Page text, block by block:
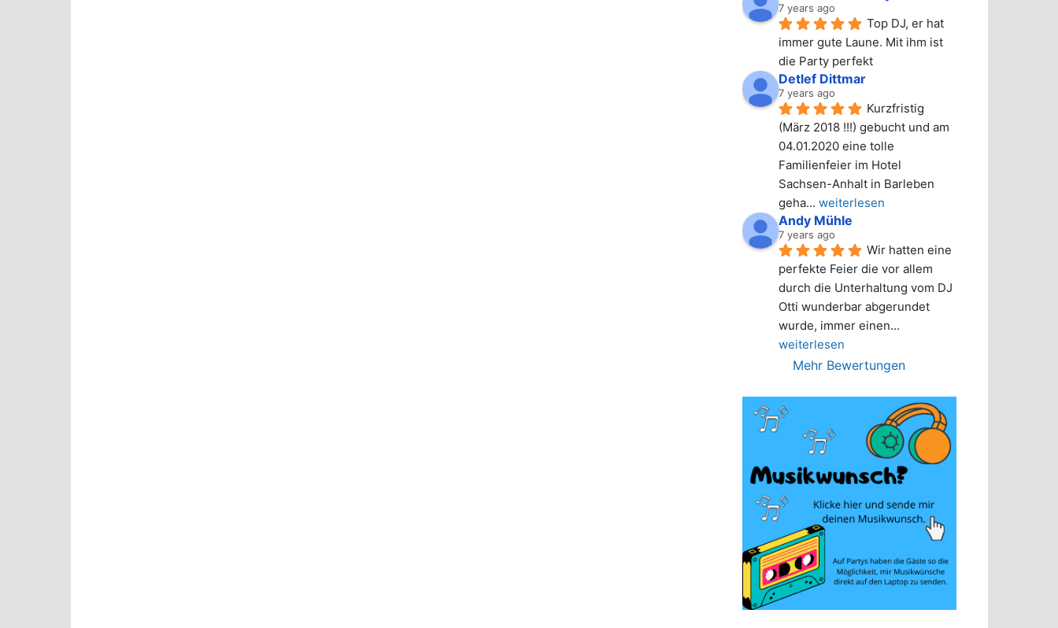
7 years ago
Top DJ, er hat
immer gute Laune. Mit ihm ist
die Party perfekt
Detlef Dittmar
7 years ago
Kurzfristig
(März 2018 !!!) gebucht und am
04.01.2020 eine tolle
Familienfeier im Hotel
Sachsen-Anhalt in Barleben
geha... weiterlesen
Andy Mühle
7 years ago
Wir hatten eine
perfekte Feier die vor allem
durch die Unterhaltung vom DJ
Otti wunderbar abgerundet
wurde, immer einen
weiterlesen
Mehr Bewertungen